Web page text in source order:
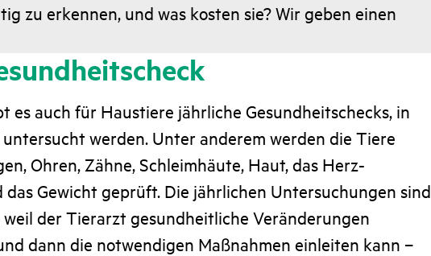
zu erkennen, und was kosten sie? Wir geben einen
es auch für Haustiere jährliche Gesundheitschecks, in
werden. Unter anderem werden die Tiere
Ohren, Zähne, Schleimhäute, Haut, das Herz-
das Gewicht geprüft. Die jährlichen Untersuchungen sind
weil der Tierarzt gesundheitliche Veränderungen
dann die notwendigen Maßnahmen einleiten kann –